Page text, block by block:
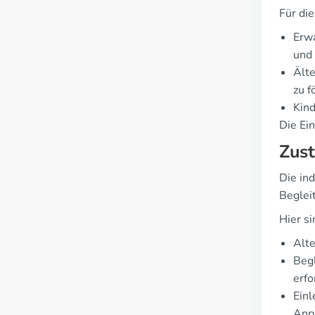
Für
zu
Die
Die
Hier